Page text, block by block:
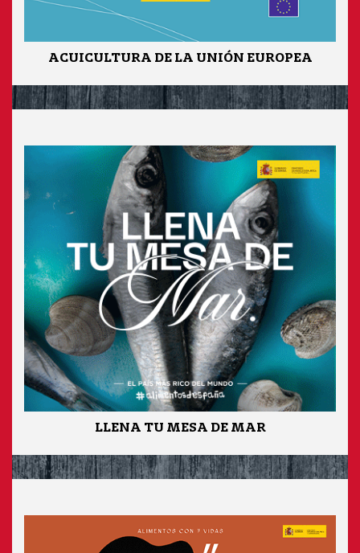
ACUICULTURA DE LA UNIÓN EUROPEA
LLENA TU MESA DE MAR